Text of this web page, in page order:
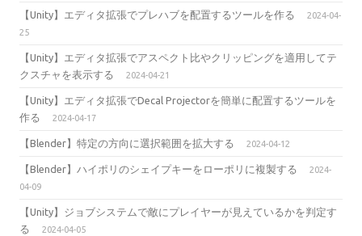
【Unity】エディタ拡張でプレハブを配置するツールを作る
2024-04-
25
【Unity】エディタ拡張でアスペクト比やクリッピングを適用してテ
クスチャを表示する
2024-04-21
【Unity】エディタ拡張でDecal Projectorを簡単に配置するツールを
作る
2024-04-17
【Blender】特定の方向に選択範囲を拡大する 2024-04-12
【Blender】ハイポリのシェイプキーをローポリに複製する
2024-
04-09
【Unity】ジョブシステムで敵にプレイヤーが見えているかを判定す
る
2024-04-05